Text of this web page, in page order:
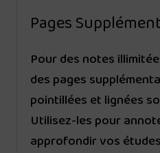
Pages
Pour des notes
des pages
pointillées et lignées
Utilisez-les pour
approfondir vos